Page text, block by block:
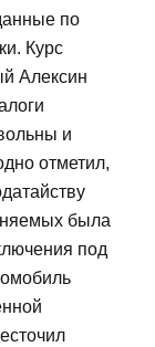
по
Курс
Алексин
и
отметил,
была
под